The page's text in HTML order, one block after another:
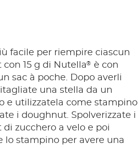
facile per riempire ciascun
15 g di Nutella® è con
sac à poche. Dopo averli
una stella da un
e utilizzatela come stampino
i doughnut. Spolverizzate i
zucchero a velo e poi
lo stampino per avere una